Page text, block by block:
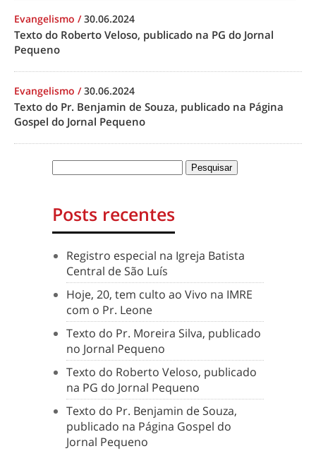
Evangelismo /30.06.2024
Texto do Roberto Veloso, publicado na PG do Jornal
Pequeno
Evangelismo /30.06.2024
Texto do Pr. Benjamin de Souza, publicado na Página
Gospel do Jornal Pequeno
Posts recentes
Registro especial na Igreja Batista
Central de São Luís
Hoje, 20, tem culto ao Vivo na IMRE
com o Pr. Leone
Texto do Pr. Moreira Silva, publicado
no Jornal Pequeno
Texto do Roberto Veloso, publicado
na PG do Jornal Pequeno
Texto do Pr. Benjamin de Souza,
publicado na Página Gospel do
Jornal Pequeno